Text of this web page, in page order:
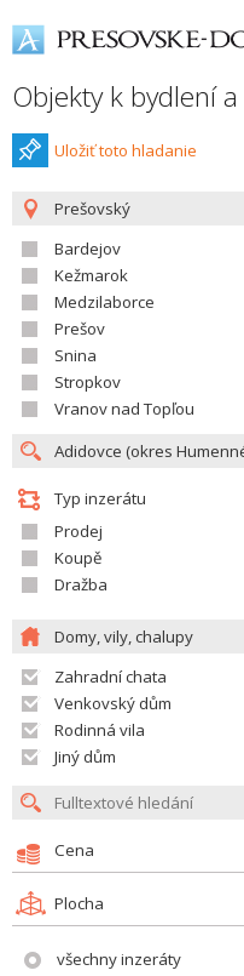
Objekty k bydlení
Uložiť toto hladanie
Prešovský
Bardejov
Kežmarok
Medzilaborce
Prešov
Snina
Stropkov
Vranov nad Topľou
Typ inzerátu
Prodej
Koupě
Dražba
Domy, vily, chalupy
Zahradní chata
Venkovský dům
Rodinná vila
Jiný dům
Cena
Plocha
všechny inzeráty